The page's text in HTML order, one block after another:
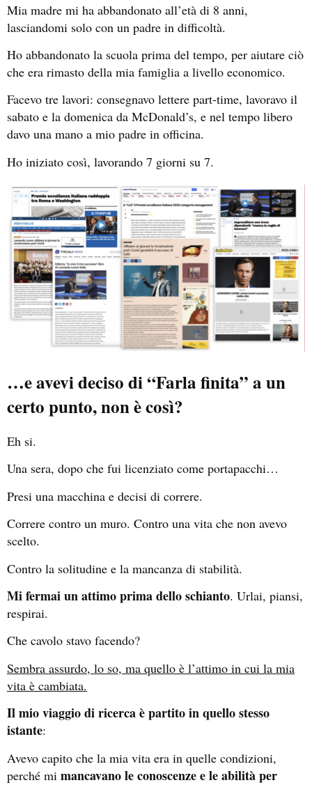
Mia madre mi ha abbandonato all’età di 8 anni,
lasciandomi solo con un padre in difficoltà.
Ho abbandonato la scuola prima del tempo, per aiutare ciò
che era rimasto della mia famiglia a livello economico.
Facevo tre lavori: consegnavo lettere part-time, lavoravo il
sabato e la domenica da McDonald’s, e nel tempo libero
davo una mano a mio padre in officina.
Ho iniziato così, lavorando 7 giorni su 7.
…e avevi deciso di “Farla finita” a un
certo punto, non è così?
Eh si.
Una sera, dopo che fui licenziato come portapacchi…
Presi una macchina e decisi di correre.
Correre contro un muro. Contro una vita che non avevo
scelto.
Contro la solitudine e la mancanza di stabilità.
Mi fermai un attimo prima dello schianto. Urlai, piansi,
respirai.
Che cavolo stavo facendo?
Sembra assurdo, lo so, ma quello è l’attimo in cui la mia
vita è cambiata.
Il mio viaggio di ricerca è partito in quello stesso
istante:
Avevo capito che la mia vita era in quelle condizioni,
perché mi mancavano le conoscenze e le abilità per